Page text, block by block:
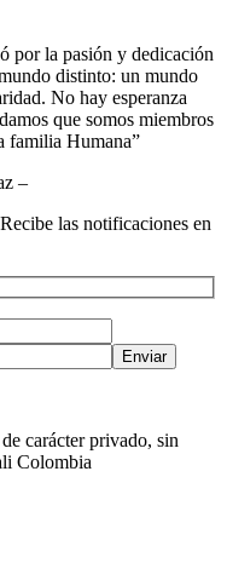
por la pasión y dedicación
distinto: un mundo
No hay esperanza
que somos miembros
familia Humana”
–
Recibe las notificaciones en
carácter privado, sin
Colombia